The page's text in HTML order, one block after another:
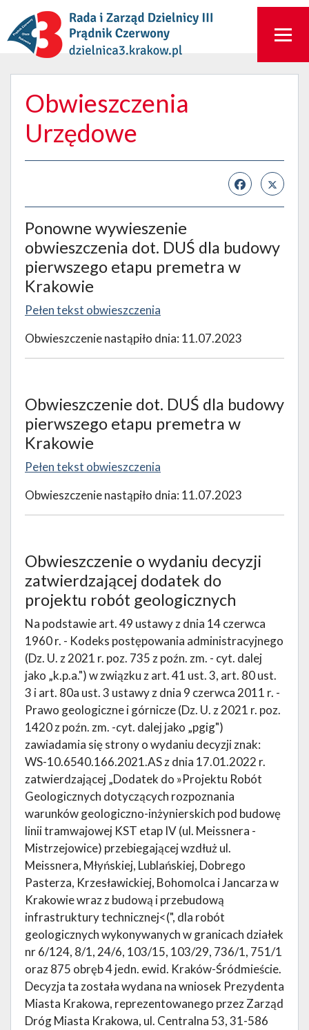
Obwieszczenia
Urzędowe
Ponowne wywieszenie
obwieszczenia dot. DUŚ dla budowy
pierwszego etapu premetra w
Krakowie
Pełen tekst obwieszczenia
Obwieszczenie nastąpiło dnia: 11.07.2023
Obwieszczenie dot. DUŚ dla budowy
pierwszego etapu premetra w
Krakowie
Pełen tekst obwieszczenia
Obwieszczenie nastąpiło dnia: 11.07.2023
Obwieszczenie o wydaniu decyzji
zatwierdzającej dodatek do
projektu robót geologicznych
Na podstawie art. 49 ustawy z dnia 14 czerwca
1960 r. - Kodeks postępowania administracyjnego
(Dz. U. z 2021 r. poz. 735 z poźn. zm. - cyt. dalej
jako „k.p.a.") w związku z art. 41 ust. 3, art. 80 ust.
3 i art. 80a ust. 3 ustawy z dnia 9 czerwca 2011 r. -
Prawo geologiczne i górnicze (Dz. U. z 2021 r. poz.
1420 z poźn. zm. -cyt. dalej jako „pgig")
zawiadamia się strony o wydaniu decyzji znak:
WS-10.6540.166.2021.AS z dnia 17.01.2022 r.
zatwierdzającej „Dodatek do »Projektu Robót
Geologicznych dotyczących rozpoznania
warunków geologiczno-inżynierskich pod budowę
linii tramwajowej KST etap IV (ul. Meissnera -
Mistrzejowice) przebiegającej wzdłuż ul.
Meissnera, Młyńskiej, Lublańskiej, Dobrego
Pasterza, Krzesławickiej, Bohomolca i Jancarza w
Krakowie wraz z budową i przebudową
infrastruktury technicznej<(", dla robót
geologicznych wykonywanych w granicach działek
nr 6/124, 8/1, 24/6, 103/15, 103/29, 736/1, 751/1
oraz 875 obręb 4 jedn. ewid. Kraków-Śródmieście.
Decyzja ta została wydana na wniosek Prezydenta
Miasta Krakowa, reprezentowanego przez Zarząd
Dróg Miasta Krakowa, ul. Centralna 53, 31-586